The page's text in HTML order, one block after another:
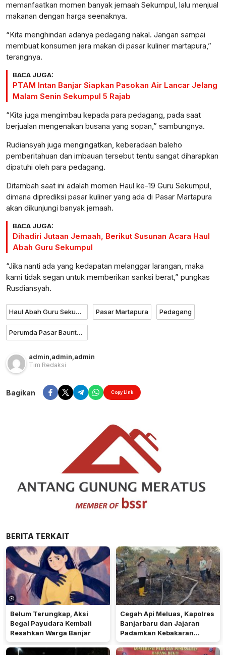
memanfaatkan momen banyak jemaah Sekumpul, lalu menjual
makanan dengan harga seenaknya.
“Kita menghindari adanya pedagang nakal. Jangan sampai
membuat konsumen jera makan di pasar kuliner martapura,”
terangnya.
BACA JUGA:
PTAM Intan Banjar Siapkan Pasokan Air Lancar Jelang
Malam Senin Sekumpul 5 Rajab
“Kita juga mengimbau kepada para pedagang, pada saat
berjualan mengenakan busana yang sopan,” sambungnya.
Rudiansyah juga mengingatkan, keberadaan baleho
pemberitahuan dan imbauan tersebut tentu sangat diharapkan
dipatuhi oleh para pedagang.
Ditambah saat ini adalah momen Haul ke-19 Guru Sekumpul,
dimana diprediksi pasar kuliner yang ada di Pasar Martapura
akan dikunjungi banyak jemaah.
BACA JUGA:
Dihadiri Jutaan Jemaah, Berikut Susunan Acara Haul
Abah Guru Sekumpul
“Jika nanti ada yang kedapatan melanggar larangan, maka
kami tidak segan untuk memberikan sanksi berat,” pungkas
Rusdiansyah.
Haul Abah Guru Sekumpul Pasar Martapura Pedagang
Perumda Pasar Bauntung Batuah
admin admin admin
Tim Redaksi
Bagikan Copy Link
BERITA TERKAIT
Belum Terungkap, Aksi
Begal Payudara Kembali
Resahkan Warga Banjar
Cegah Api Meluas, Kapolres
Banjarbaru dan Jajaran
Padamkan Kebakaran
Lahan